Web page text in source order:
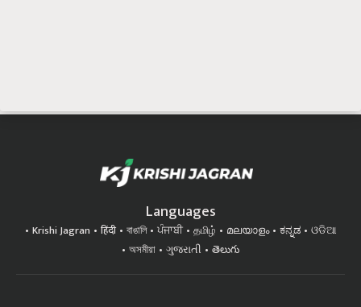
Languages
Krishi Jagran हिंदी বাঙালি ਪੰਜਾਬੀ தமிழ் മലയാളം ಕನ್ನಡ
ଓଡିଆ
অসমীয়া
ગુજરાતી తెలుగు